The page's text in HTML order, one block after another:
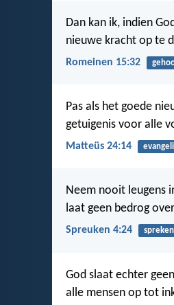
Dan kan ik, indien
nieuwe kracht op te
Romeinen 15:32
Pas als het goede
getuigenis voor alle
Matteüs 24:14
Neem nooit leugens
laat geen bedrog
Spreuken 4:24 spreken
God slaat echter
alle mensen op tot